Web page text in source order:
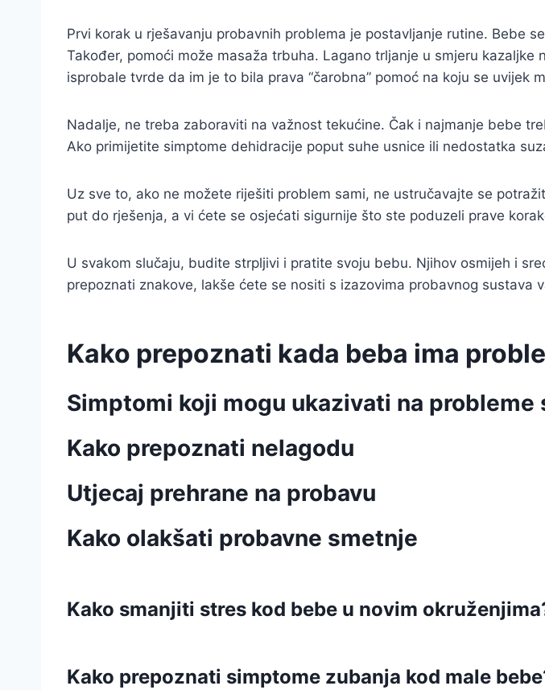
Prvi korak u rješavanju probavnih problema je postavljanje rutine. Bebe
Također, pomoći može masaža trbuha. Lagano trljanje u smjeru
isprobale tvrde da im je to bila prava “čarobna” pomoć na koju se uvijek
Nadalje, ne treba zaboraviti na važnost tekućine. Čak i najmanje bebe
Ako primijetite simptome dehidracije poput suhe usnice ili nedostatka
Uz sve to, ako ne možete riješiti problem sami, ne ustručavajte se
put do rješenja, a vi ćete se osjećati sigurnije što ste poduzeli prave
U svakom slučaju, budite strpljivi i pratite svoju bebu. Njihov osmijeh i
prepoznati znakove, lakše ćete se nositi s izazovima probavnog sustava
Kako prepoznati kada beba ima
Simptomi koji mogu ukazivati na probleme
Kako prepoznati nelagodu
Utjecaj prehrane na probavu
Kako olakšati probavne smetnje
Kako smanjiti stres kod bebe u novim
Kako prepoznati simptome zubanja kod male